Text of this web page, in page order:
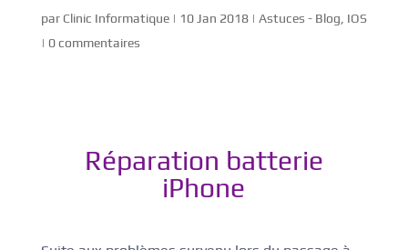
par Clinic Informatique| 10 Jan 2018| Astuces - Blog IOS
| 0 commentaires
Réparation batterie
iPhone